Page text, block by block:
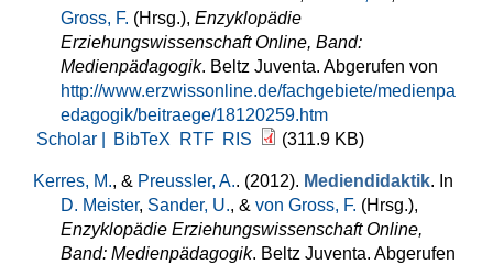
Gross, F. (Hrsg.), Enzyklopädie
Erziehungswissenschaft Online, Band:
Medienpädagogik. Beltz Juventa. Abgerufen von
http://www.erzwissonline.de/fachgebiete/medienpa
edagogik/beitraege/18120259.htm
Scholar |
BibTeX RTF RIS (311.9 KB)
Kerres, M., & Preussler, A.. (2012). Mediendidaktik. In
D. Meister, Sander, U., & von Gross, F. (Hrsg.),
Enzyklopädie Erziehungswissenschaft Online,
Band: Medienpädagogik. Beltz Juventa. Abgerufen